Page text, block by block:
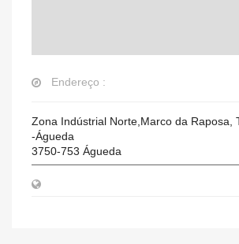
Endereço :
Zona Indústrial Norte,Marco da Raposa,
-Águeda
3750-753 Águeda